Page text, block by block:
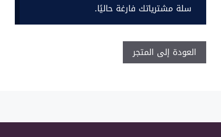
سلة مشترياتك فارغة حاليًا.
العودة إلى المتجر